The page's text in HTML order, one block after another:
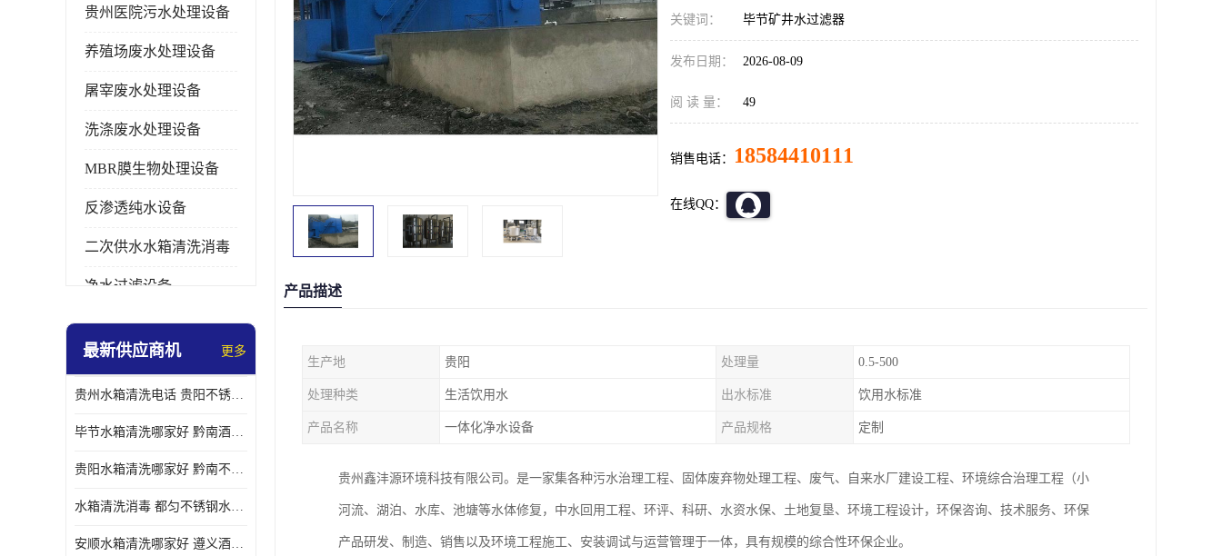
贵州医院污水处理设备
养殖场废水处理设备
屠宰废水处理设备
洗涤废水处理设备
MBR膜生物处理设备
反渗透纯水设备
二次供水水箱清洗消毒
净水过滤设备
软水设备
最新供应商机 更多
贵州水箱清洗电话 贵阳不锈钢水箱清洗公司
毕节水箱清洗哪家好 黔南酒店二次供水水箱清洗公司
贵阳水箱清洗哪家好 黔南不锈钢二次供水水箱厂家
水箱清洗消毒 都匀不锈钢水池清洗消毒公司
安顺水箱清洗哪家好 遵义酒店水箱清洗厂家
关键词： 毕节矿井水过滤器
发布日期： 2026-08-09
阅 读 量： 49
销售电话： 18584410111
在线QQ：
产品描述
生产地 贵阳 处理量 0.5-500
处理种类 生活饮用水 出水标准 饮用水标准
产品名称 一体化净水设备 产品规格 定制
贵州鑫沣源环境科技有限公司。是一家集各种污水治理工程、固体废弃物处理工程、废气、自来水厂建设工程、环境综合治理工程（小
河流、湖泊、水库、池塘等水体修复，中水回用工程、环评、科研、水资水保、土地复垦、环境工程设计，环保咨询、技术服务、环保
产品研发、制造、销售以及环境工程施工、安装调试与运营管理于一体，具有规模的综合性环保企业。